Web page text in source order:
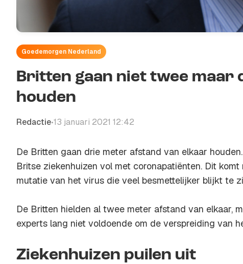
Goedemorgen Nederland
Britten gaan niet twee
houden
Redactie•13 januari 2021 12:42
De Britten gaan drie meter afstand van elkaar
Britse ziekenhuizen vol met coronapatiënten. Dit
mutatie van het virus die veel besmettelijker blijkt te
De Britten hielden al twee meter afstand van elkaar,
experts lang niet voldoende om de verspreiding van
Ziekenhuizen puilen uit